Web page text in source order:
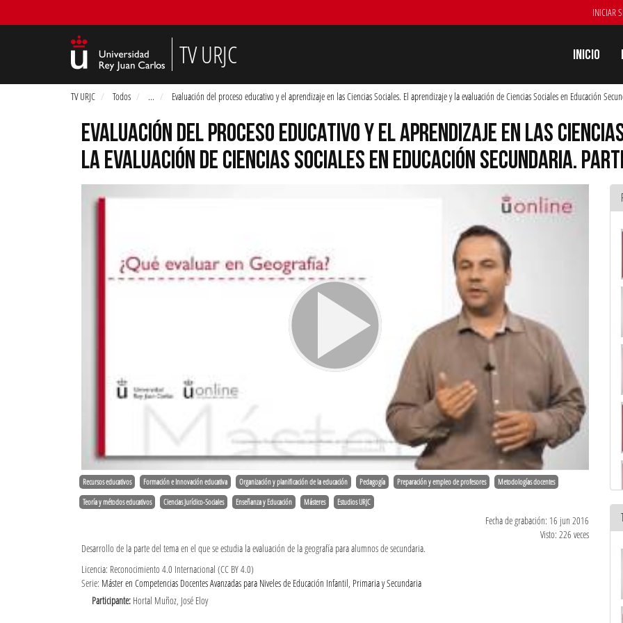
INICIAR
TV URJC Inicio
TV URJC Todos ... Evaluación del proceso educativo y el aprendizaje en las Ciencias Sociales. El aprendizaje y la evaluación de Ciencias Sociales en Educación
EVALUACIÓN DEL PROCESO EDUCATIVO Y EL APRENDIZAJE EN LAS
LA EVALUACIÓN DE CIENCIAS SOCIALES EN EDUCACIÓN SECUNDARIA.
Recursos educativos Formación e Innovación educativa Organización y planificación de la educación Pedagogía Preparación y empleo de profesores Metodologías docentes
Teoría y métodos educativos Ciencias Jurídico-Sociales Enseñanza y Educación Másteres Estudios URJC
Fecha de grabación: 16 jun 2016
Visto: 226 veces
Desarrollo de la parte del tema en el que se estudia la evaluación de la geografía para alumnos de secundaria.
Licencia: Reconocimiento 4.0 Internacional (CC BY 4.0)
Serie: Máster en Competencias Docentes Avanzadas para Niveles de Educación Infantil, Primaria y Secundaria
Participante: Hortal Muñoz, José Eloy